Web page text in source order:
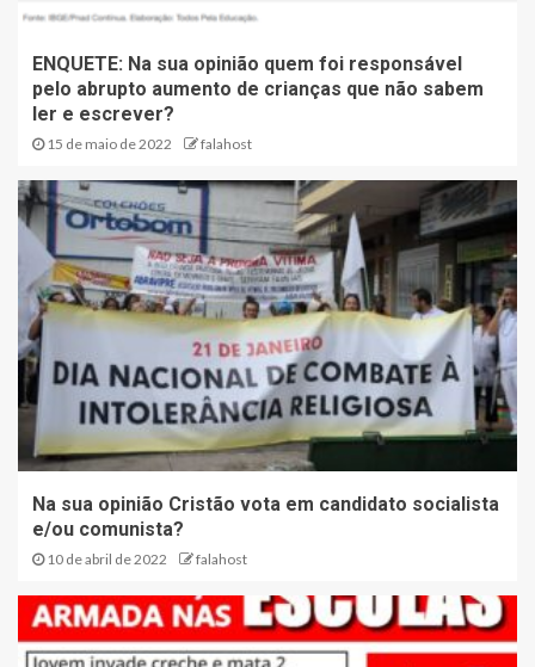
ENQUETE: Na sua opinião quem foi responsável
pelo abrupto aumento de crianças que não sabem
ler e escrever?
15 de maio de 2022 falahost
Na sua opinião Cristão vota em candidato socialista
e/ou comunista?
10 de abril de 2022 falahost